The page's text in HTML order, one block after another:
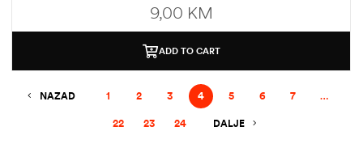
9,00 KM
ADD TO CART
NAZAD 1 2 3 4 5 6 7 …
22 23 24 DALJE